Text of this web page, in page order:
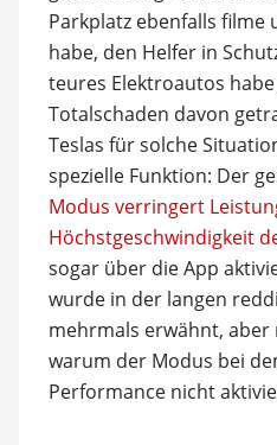
Parkplatz ebenfalls filme
habe, den Helfer in
teures Elektroautos
Totalschaden davon
Teslas für solche
spezielle Funktion: Der
Modus verringert
Höchstgeschwindigkeit
sogar über die App
wurde in der langen
mehrmals erwähnt,
warum der Modus bei
Performance nicht